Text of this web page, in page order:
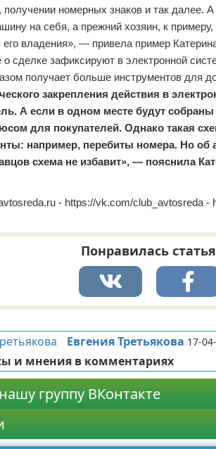
номерных знаков и так далее.
на себя, а прежний хозяин, к
владения», — привела пример
о сделке зафиксируют в электронной
получает больше инструментов для
закрепления действия в
А если в одном месте будут
для покупателей. Однако такая
например, перебиты номера. Но
схема не избавит», — пояснила
- https://vk.com/club_avtosreda
Понравилась
Евгения Третьякова 17-
и мнения в комментариях
группу ВКонтакте